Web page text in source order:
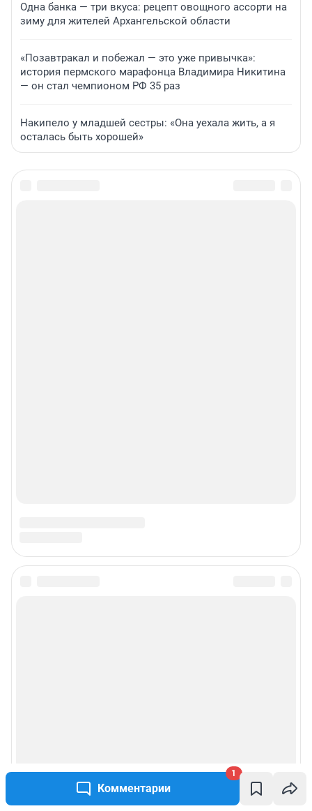
Комментарии
1
Одна банка — три вкуса: рецепт овощного ассорти на
зиму для жителей Архангельской области
«Позавтракал и побежал — это уже привычка»:
история пермского марафонца Владимира Никитина
— он стал чемпионом РФ 35 раз
Накипело у младшей сестры: «Она уехала жить, а я
осталась быть хорошей»